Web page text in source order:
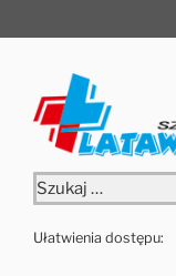
do
Szukaj:
Ułatwienia dostępu: